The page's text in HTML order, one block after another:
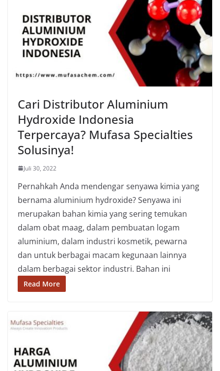
Cari Distributor Aluminium
Hydroxide Indonesia
Terpercaya? Mufasa Specialties
Solusinya!
Juli 30, 2022
Pernahkah Anda mendengar senyawa kimia yang
bernama aluminium hydroxide? Senyawa ini
merupakan bahan kimia yang sering temukan
dalam obat maag, dalam pembuatan logam
aluminium, dalam industri kosmetik, pewarna
dan untuk berbagai macam kegunaan lainnya
dalam berbagai sektor industri. Bahan ini
Read More